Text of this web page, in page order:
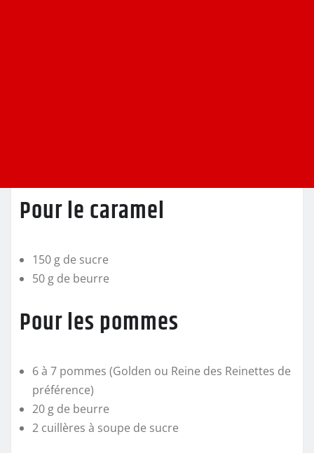
Pour le caramel
150 g de sucre
50 g de beurre
Pour les pommes
6 à 7 pommes (Golden ou Reine des Reinettes de
préférence)
20 g de beurre
2 cuillères à soupe de sucre